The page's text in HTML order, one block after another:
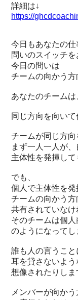
詳細は↓
https://
今日もあなたの仕
問いのスイッチを
今日の問いは
チームの向かう
あなたのチーム
同じ方向を向い
チームが同じ方向
まず一人一人が
主体性を発揮して
でも、
個人で主体性を発
チームの向かう方
共有されていなけ
そのチームは個人
のようになってし
誰も人の言うこと
耳を貸さないよ
想像されたりしま
メンバーが向か